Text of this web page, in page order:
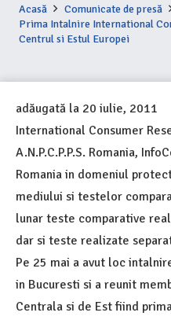
Acasă
Comunicate de presă
Prima Intalnire International
Centrul si Estul Europei
adăugată la 20 iulie, 2011
International Consumer
A.N.P.C.P.P.S. Romania,
Romania in domeniul
mediului si testelor
lunar teste comparative
dar si teste realizate
Pe 25 mai a avut loc
in Bucuresti si a reunit
Centrala si de Est fiind